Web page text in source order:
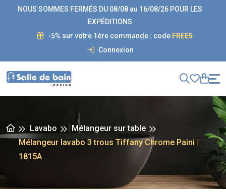
NOUS SOMMES FERMÉS DU 08/08 au 16/08/26 POUR LES
EXPÉDITIONS
-5% sur votre 1ère commande : code FREE5
Connexion
Lavabo
Mélangeur sur table
Mélangeur lavabo 3 trous Tiffany Chrome Paini |
1815A